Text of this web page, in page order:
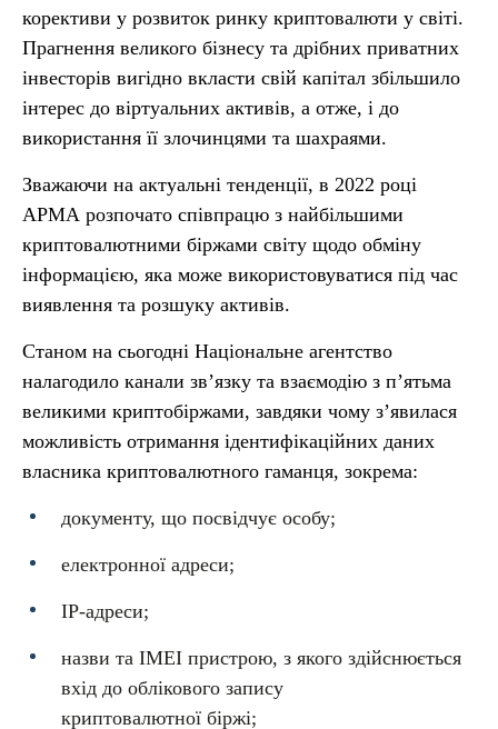
корективи у розвиток ринку криптовалюти у світі.
Прагнення великого бізнесу та дрібних приватних
інвесторів вигідно вкласти свій капітал збільшило
інтерес до віртуальних активів, а отже, і до
використання її злочинцями та шахраями.
Зважаючи на актуальні тенденції, в 2022 році
АРМА розпочато співпрацю з найбільшими
криптовалютними біржами світу щодо обміну
інформацією, яка може використовуватися під час
виявлення та розшуку активів.
Станом на сьогодні Національне агентство
налагодило канали зв’язку та взаємодію з п’ятьма
великими криптобіржами, завдяки чому з’явилася
можливість отримання ідентифікаційних даних
власника криптовалютного гаманця, зокрема:
документу, що посвідчує особу;
електронної адреси;
IP-адреси;
назви та ІМЕІ пристрою, з якого здійснюється
вхід до облікового запису
криптовалютної біржі;